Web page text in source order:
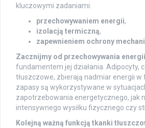
kluczowymi zadaniami:
przechowywaniem energii,
izolacją termiczną,
zapewnieniem ochrony
Zacznijmy od przechowywania energii
fundamentem jej działania. Adipocyty,
tłuszczowe, zbierają nadmiar energii w
zapasy są wykorzystywane w
zapotrzebowania energetycznego, jak
intensywnego wysiłku fizycznego czy
Kolejną ważną funkcją tkanki